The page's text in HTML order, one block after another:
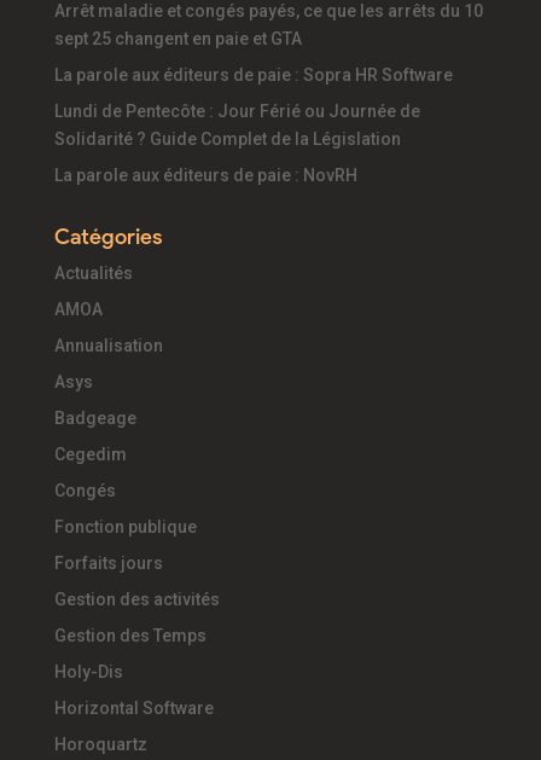
Arrêt maladie et congés payés, ce que les arrêts du 10
sept 25 changent en paie et GTA
La parole aux éditeurs de paie : Sopra HR Software
Lundi de Pentecôte : Jour Férié ou Journée de
Solidarité ? Guide Complet de la Législation
La parole aux éditeurs de paie : NovRH
Catégories
Actualités
AMOA
Annualisation
Asys
Badgeage
Cegedim
Congés
Fonction publique
Forfaits jours
Gestion des activités
Gestion des Temps
Holy-Dis
Horizontal Software
Horoquartz